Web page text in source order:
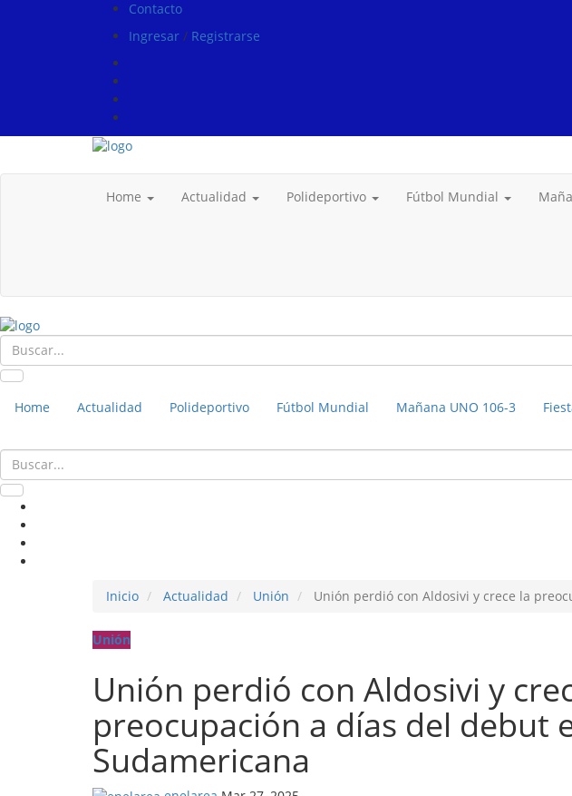
Contacto
Ingresar / Registrarse
Home Actualidad Polideportivo Fútbol Mundial
Home Actualidad Polideportivo Fútbol Mundial Mañana UNO 106-3
Inicio Actualidad Unión Unión perdió con Aldosivi y crece la
Unión
Unión perdió con Aldosivi y
preocupación a días del debut
Sudamericana